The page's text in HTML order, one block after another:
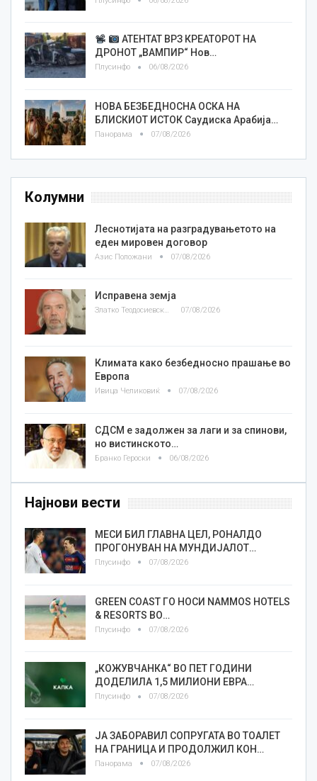
АТЕНТАТ ВРЗ КРЕАТОРОТ НА
ДРОНОТ „ВАМПИР“ Нов…
Плусинфо 06/08/2026
НОВА БЕЗБЕДНОСНА ОСКА НА
БЛИСКИОТ ИСТОК Саудиска Арабија…
Панорама 07/08/2026
Колумни
Леснотијата на разградувањетото на
еден мировен договор
Азис Положани 07/08/2026
Исправена земја
Златко Теодосиевски 07/08/2026
Климата како безбедносно прашање во
Европа
Ивица Челиковиќ 07/08/2026
СДСМ е задолжен за лаги и за спинови,
но вистинското…
Бранко Героски 06/08/2026
Најнови вести
МЕСИ БИЛ ГЛАВНА ЦЕЛ, РОНАЛДО
ПРОГОНУВАН НА МУНДИЈАЛОТ…
Плусинфо 07/08/2026
GREEN COAST ГО НОСИ NAMMOS HOTELS
& RESORTS ВО…
Плусинфо 07/08/2026
„КОЖУВЧАНКА“ ВО ПЕТ ГОДИНИ
ДОДЕЛИЛА 1,5 МИЛИОНИ ЕВРА…
Плусинфо 07/08/2026
ЈА ЗАБОРАВИЛ СОПРУГАТА ВО ТОАЛЕТ
НА ГРАНИЦА И ПРОДОЛЖИЛ КОН…
Панорама 07/08/2026